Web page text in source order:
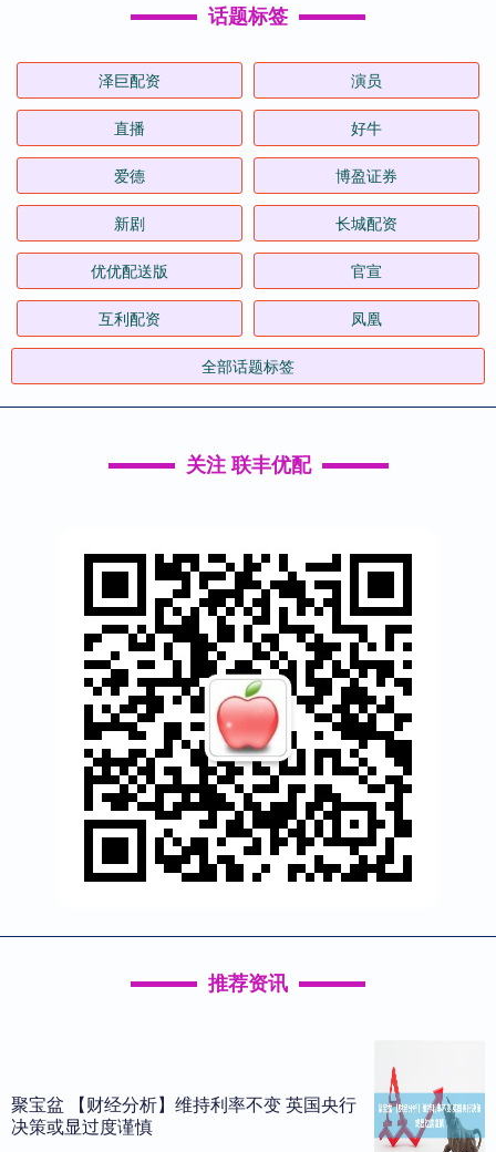
话题标签
泽巨配资 演员
直播 好牛
爱德 博盈证券
新剧 长城配资
优优配送版 官宣
互利配资 凤凰
全部话题标签
关注 联丰优配
推荐资讯
聚宝盆 【财经分析】维持利率不变 英国央行
决策或显过度谨慎